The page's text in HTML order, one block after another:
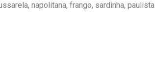
napolitana, frango, sardinha, paulista